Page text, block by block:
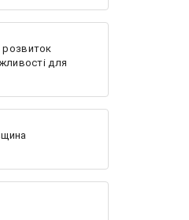
розвиток
для